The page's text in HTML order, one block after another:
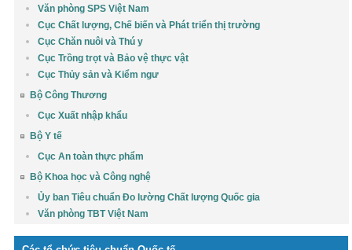
Văn phòng SPS Việt Nam
Cục Chất lượng, Chế biến và Phát triển thị trường
Cục Chăn nuôi và Thú y
Cục Trồng trọt và Bảo vệ thực vật
Cục Thủy sản và Kiểm ngư
Bộ Công Thương
Cục Xuất nhập khẩu
Bộ Y tế
Cục An toàn thực phẩm
Bộ Khoa học và Công nghệ
Ủy ban Tiêu chuẩn Đo lường Chất lượng Quốc gia
Văn phòng TBT Việt Nam